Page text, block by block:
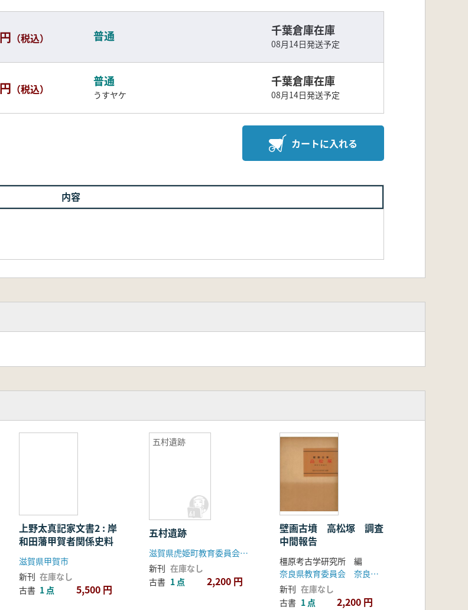
（税込） 普通 千葉倉庫在庫
08月14日発送予定
（税込）
普通
うすヤケ
千葉倉庫在庫
08月14日発送予定
カートに入れる
内容
上野太真記家文書2 : 岸
和田藩甲賀者関係史料
滋賀県甲賀市
新刊 在庫なし
古書 1 点 5,500 円
五村遺跡
五村遺跡
滋賀県虎姫町教育委員会 奈良大学文学部考古学研究室
新刊 在庫なし
古書 1 点 2,200 円
壁画古墳 高松塚 調査
中間報告
橿原考古学研究所 編
奈良県教育委員会 奈良県明日香村
新刊 在庫なし
古書 1 点 2,200 円